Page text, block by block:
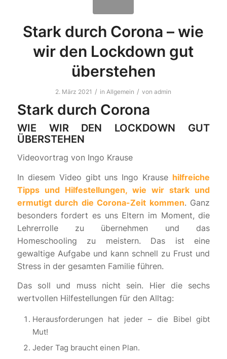
Stark durch Corona – wie
wir den Lockdown gut
überstehen
2. März 2021 / in Allgemein / vonadmin
Stark durch Corona
WIE WIR DEN LOCKDOWN GUT
ÜBERSTEHEN
Videovortrag von Ingo Krause
In diesem Video gibt uns Ingo Krause hilfreiche
Tipps und Hilfestellungen, wie wir stark und
ermutigt durch die Corona-Zeit kommen. Ganz
besonders fordert es uns Eltern im Moment, die
Lehrerrolle zu übernehmen und das
Homeschooling zu meistern. Das ist eine
gewaltige Aufgabe und kann schnell zu Frust und
Stress in der gesamten Familie führen.
Das soll und muss nicht sein. Hier die sechs
wertvollen Hilfestellungen für den Alltag:
Herausforderungen hat jeder – die Bibel gibt
Mut!
Jeder Tag braucht einen Plan.